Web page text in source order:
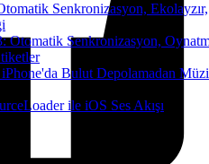
Senkronizasyon, Ekolayzır,
Otomatik Senkronizasyon,
Bulut Depolamadan
ile iOS Ses Akışı